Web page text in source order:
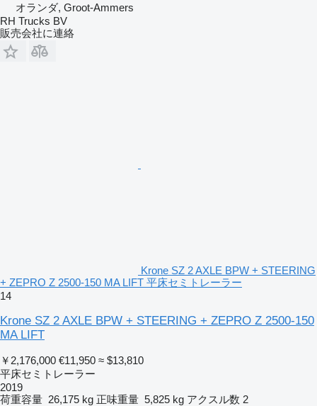
オランダ, Groot-Ammers
RH Trucks BV
販売会社に連絡
Krone SZ 2 AXLE BPW + STEERING
+ ZEPRO Z 2500-150 MA LIFT 平床セミトレーラー
14
Krone SZ 2 AXLE BPW + STEERING + ZEPRO Z 2500-150
MA LIFT
￥2,176,000 €11,950 ≈ $13,810
平床セミトレーラー
2019
荷重容量 26,175 kg 正味重量 5,825 kg アクスル数 2